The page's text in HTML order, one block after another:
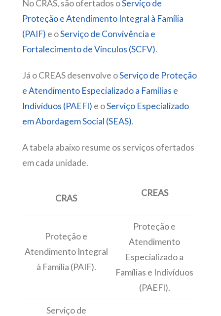
No CRAS, são ofertados oServiço de
Proteção e Atendimento Integral à Família
(PAIF) e oServiço de Convivência e
Fortalecimento de Vínculos (SCFV).
Já o CREAS desenvolve oServiço de Proteção
e Atendimento Especializado a Famílias e
Indivíduos (PAEFI) e oServiço Especializado
em Abordagem Social (SEAS).
A tabela abaixo resume os serviços ofertados
em cada unidade.
CRAS
CREAS
Proteção e
Atendimento Integral
à Família (PAIF).
Proteção e
Atendimento
Especializado a
Famílias e Indivíduos
(PAEFI).
Serviço de